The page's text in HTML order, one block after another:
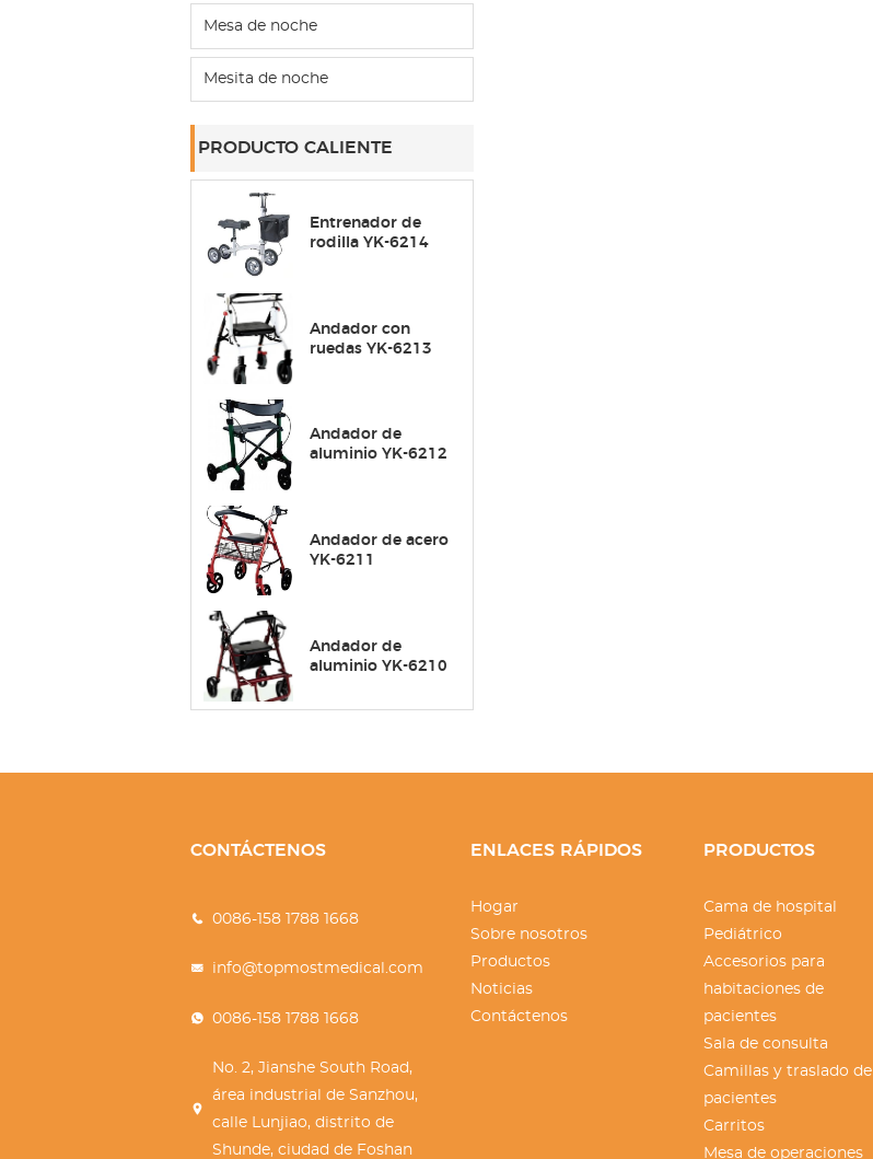
Mesa de noche
Mesita de noche
PRODUCTO CALIENTE
Entrenador de
rodilla YK-6214
Andador con
ruedas YK-6213
Andador de
aluminio YK-6212
Andador de acero
YK-6211
Andador de
aluminio YK-6210
CONTÁCTENOS
0086-158 1788 1668
info@topmostmedical.com
0086-158 1788 1668
No. 2, Jianshe South Road,
área industrial de Sanzhou,
calle Lunjiao, distrito de
Shunde, ciudad de Foshan
ENLACES RÁPIDOS
Hogar
Sobre nosotros
Productos
Noticias
Contáctenos
PRODUCTOS
Cama de hospital
Pediátrico
Accesorios para
habitaciones de
pacientes
Sala de consulta
Camillas y traslado de
pacientes
Carritos
Mesa de operaciones